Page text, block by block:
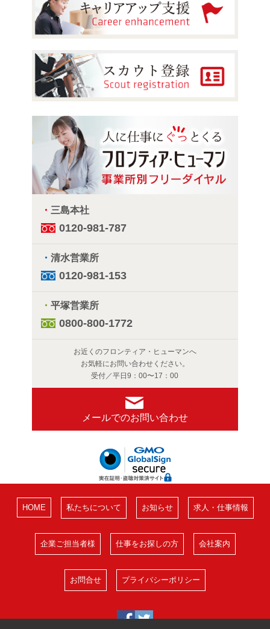
・ 三島本社
0120-981-787
・ 清水営業所
0120-981-153
・ 平塚営業所
0800-800-1772
お近くのフロンティア・ヒューマンへ
お気軽にお問い合わせください。
受付／平日9：00〜17：00
メールでのお問い合わせ
HOME 私たちについて お知らせ 求人・仕事情報
企業ご担当者様 仕事をお探しの方 会社案内
お問合せ プライバシーポリシー